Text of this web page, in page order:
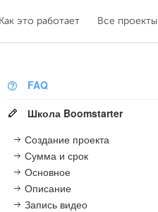
это работает Все проекты
FAQ
Школа Boomstarter
Создание проекта
Сумма и срок
Основное
Описание
Запись видео